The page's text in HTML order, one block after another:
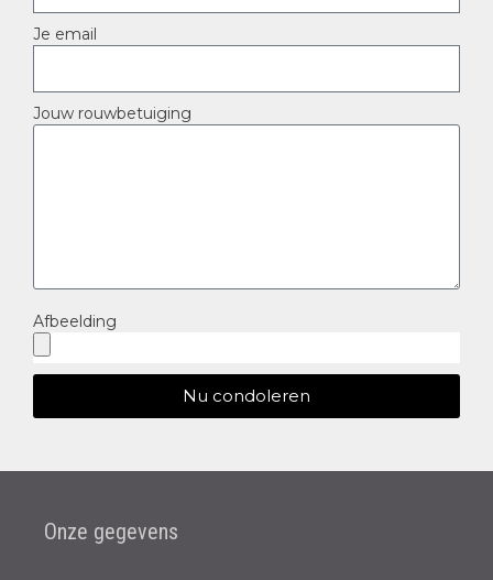
Je email
Jouw rouwbetuiging
Afbeelding
Nu condoleren
Onze gegevens